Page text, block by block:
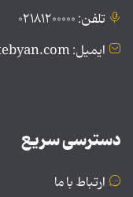
تلفن: ۰۲۱۸۱۲۰۰۰۰۰
ایمیل: public@tebyan.com
دسترسی سریع
ارتباط با ما